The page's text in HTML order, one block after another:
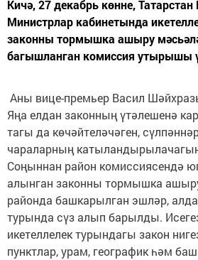
Кичә, 27 декабрь көнне,
Министрлар кабинетында
законны тормышка ашыру
багышланган комиссия утырышы
Аны вице-премьер Васил
Яңа елдан законның үтәлешенә
тагы да көчәйтеләчәген,
чараларның
Соңыннан район комиссиясендә
алынган законны тормышка
районда башкарылган эшләр,
турында сүз алып барылды.
икетеллелек турындагы закон
пунктлар, урам, географик һәм